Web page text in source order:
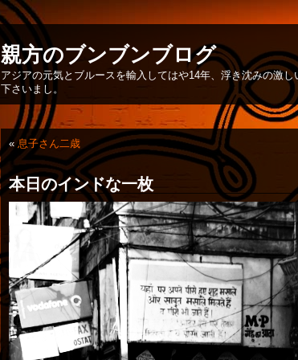
親方のブンブンブログ
アジアの元気とブルースを輸入してはや14年、浮き沈みの激
下さいまし。
«息子さん二歳
本日のインドな一枚